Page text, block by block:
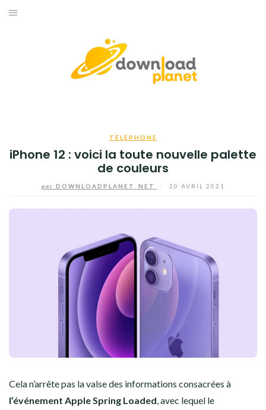
Aller
TÉLÉPHONE
iPhone 12 : voici la toute nouvelle palette
de couleurs
par DOWNLOADPLANET_NET 20 AVRIL 2021
Cela n’arrête pas la valse des informations consacrées à
l’événement Apple Spring Loaded , avec lequel le
TÉLÉPHONE